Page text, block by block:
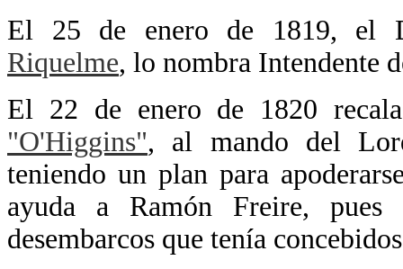
El 25 de enero de 1819, el
Riquelme, lo nombra Intendente
El 22 de enero de 1820
"O'Higgins", al mando del
teniendo un plan para
ayuda a Ramón Freire,
desembarcos que tenía